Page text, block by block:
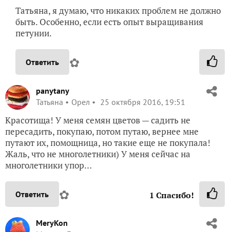
Татьяна, я думаю, что никаких проблем не должно
быть. Особенно, если есть опыт выращивания
петунии.
Ответить ✿
panytany
Татьяна
Орел 25 октября 2016, 19:51
Красотища! У меня семян цветов — садить не
пересадить, покупаю, потом путаю, вернее мне
путают их, помощница, но такие еще не покупала!
Жаль, что не многолетники) У меня сейчас на
многолетники упор…
Ответить ✿ 1 Спасибо!
MeryKon